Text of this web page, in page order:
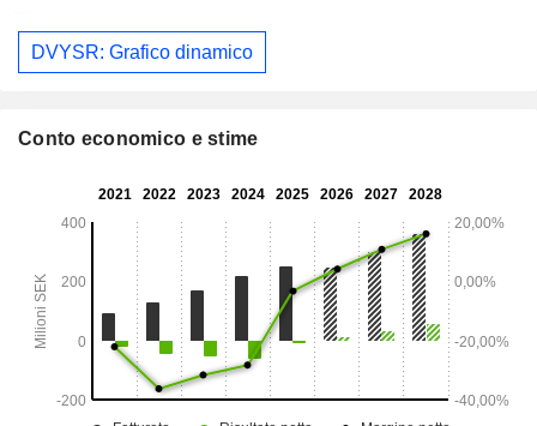
DVYSR: Grafico dinamico
Conto economico e stime